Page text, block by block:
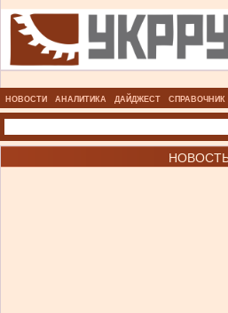
НОВОСТИ АНАЛИТИКА ДАЙДЖЕСТ СПРАВОЧНИК